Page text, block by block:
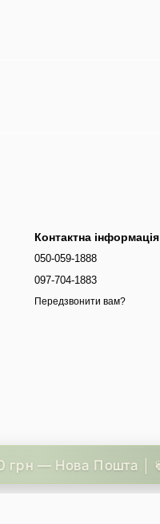
Контактна інформація
050-059-1888
097-704-1883
Передзвонити вам?